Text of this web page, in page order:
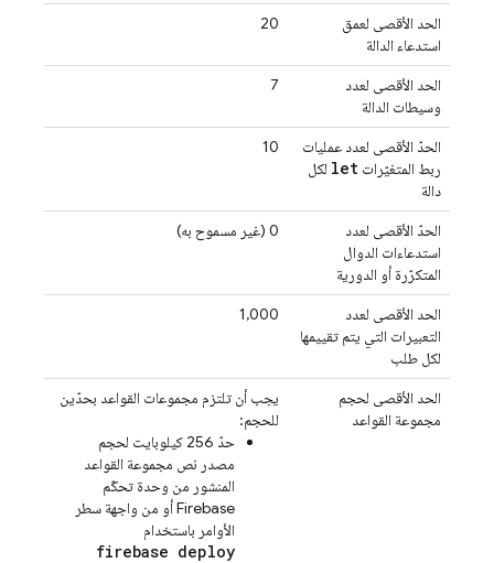
الحد الأقصى لعمق
استدعاء الدالة
20
الحد الأقصى لعدد
وسيطات الدالة
7
الحدّ الأقصى لعدد عمليات
ربط المتغيّرات let لكل
دالة
10
الحدّ الأقصى لعدد
استدعاءات الدوال
المتكرّرة أو الدورية
‫0 (غير مسموح به)
الحد الأقصى لعدد
التعبيرات التي يتم تقييمها
لكل طلب
1,000
الحد الأقصى لحجم
مجموعة القواعد
يجب أن تلتزم مجموعات القواعد بحدّين
للحجم:
حدّ 256 كيلوبايت لحجم
مصدر نص مجموعة القواعد
المنشور من وحدة تحكّم
Firebase أو من واجهة سطر
الأوامر باستخدام
firebase deploy